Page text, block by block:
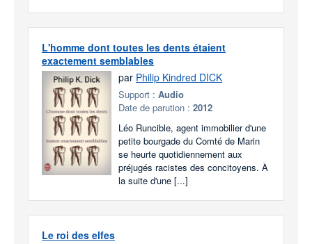
L'homme dont toutes les dents étaient
exactement semblables
par Philip Kindred DICK
Support : Audio
Date de parution : 2012
Léo Runcible, agent immobilier d'une
petite bourgade du Comté de Marin
se heurte quotidiennement aux
préjugés racistes des concitoyens. À
la suite d'une [...]
Le roi des elfes